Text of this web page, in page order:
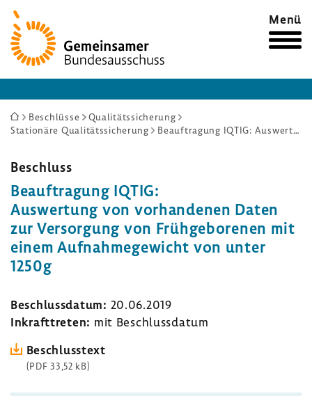
Zur
Startseite
Menü
Sie
sind
Beschlüsse
Qualitätssicherung
Stationäre Qualitätssicherung
Beauftragung IQTIG: Auswertung von vorhandenen Daten zur Versorgung von Frühgeborenen mit einem Aufnahmegewicht von unter 1250g
Beschluss
Beauf­tra­gung IQTIG:
Auswer­tung von vorhan­denen Daten
zur Versor­gung von Früh­ge­bo­renen mit
einem Aufnah­me­ge­wicht von unter
1250g
Beschluss­datum: 20.06.2019
Inkraft­treten: mit Beschluss­datum
Beschluss­text
(PDF 33,52 kB)